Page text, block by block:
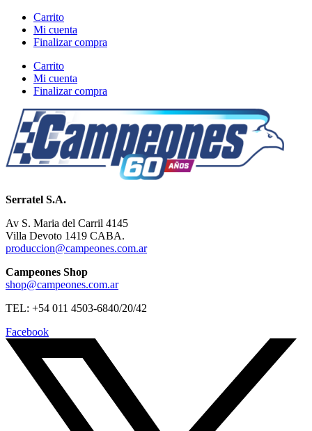
Carrito
Mi cuenta
Finalizar compra
Carrito
Mi cuenta
Finalizar compra
Serratel S.A.
Av S. Maria del Carril 4145
Villa Devoto 1419 CABA.
produccion@campeones.com.ar
Campeones Shop
shop@campeones.com.ar
TEL: +54 011 4503-6840/20/42
Facebook